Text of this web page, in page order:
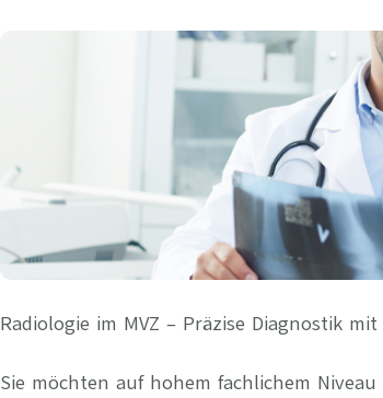
Radiologie im MVZ – Präzise Diagnostik
Sie möchten auf hohem fachlichem